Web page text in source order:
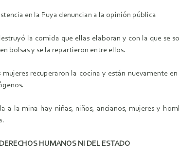
en la Puya denuncian a la opinión pública
la comida que ellas elaboran y con la que se
bolsas y se la repartieron entre ellos.
mujeres recuperaron la cocina y están nuevamente
a la mina hay niñas, niños, ancianos, mujeres y
HUMANOS NI DEL ESTADO